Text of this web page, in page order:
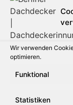
Wir verwenden
optimieren.
Funktional
Statistiken
31. AUGUST